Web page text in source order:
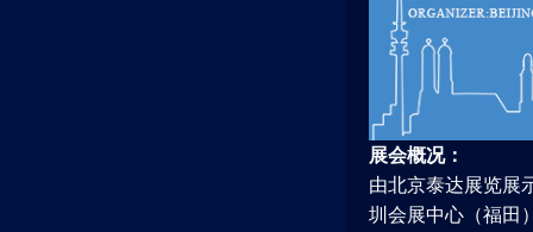
展会概况：
由北京泰达展览展
圳会展中心（福田